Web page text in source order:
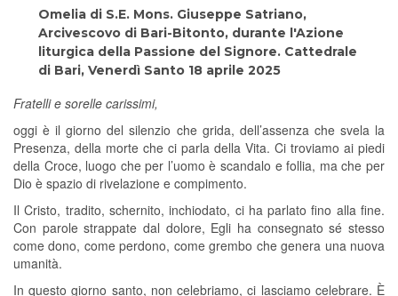
Omelia di S.E. Mons. Giuseppe Satriano,
Arcivescovo di Bari-Bitonto, durante l'Azione
liturgica della Passione del Signore. Cattedrale
di Bari, Venerdì Santo 18 aprile 2025
Fratelli e sorelle carissimi,
oggi è il giorno del silenzio che grida, dell’assenza che svela la
Presenza, della morte che ci parla della Vita. Ci troviamo ai piedi
della Croce, luogo che per l’uomo è scandalo e follia, ma che per
Dio è spazio di rivelazione e compimento.
Il Cristo, tradito, schernito, inchiodato, ci ha parlato fino alla fine.
Con parole strappate dal dolore, Egli ha consegnato sé stesso
come dono, come perdono, come grembo che genera una nuova
umanità.
In questo giorno santo, non celebriamo, ci lasciamo celebrare. È